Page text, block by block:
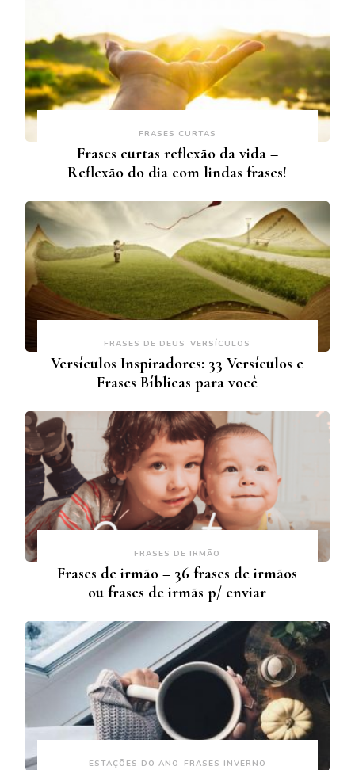
FRASES CURTAS
Frases curtas reflexão da vida –
Reflexão do dia com lindas frases!
FRASES DE DEUS VERSÍCULOS
Versículos Inspiradores: 33 Versículos e
Frases Bíblicas para você
FRASES DE IRMÃO
Frases de irmão – 36 frases de irmãos
ou frases de irmãs p/ enviar
ESTAÇÕES DO ANO FRASES INVERNO